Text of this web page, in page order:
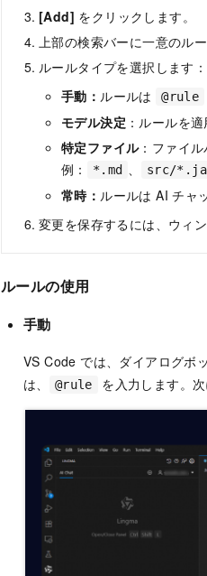
[Add] をクリックします。
上部の検索バーに一意のルー
ルールタイプを選択します：
手動： ルールは @rule
モデル決定 ：ルールを
特定ファイル：ファイル
例：
*.md 、 src/
常時： ルールは AI チャ
変更を保存するには、ウィ
ルールの使用
手動
VS Code では、ダイアログボ
は、
@rule を入力します。